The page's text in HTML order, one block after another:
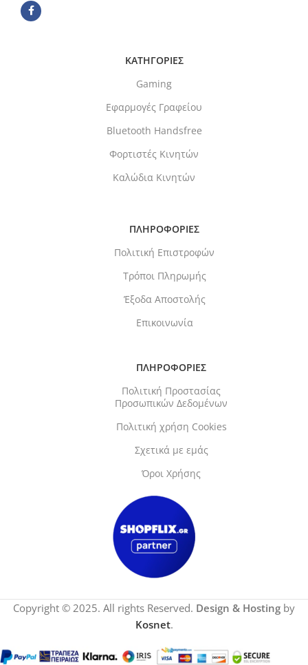
ΚΑΤΗΓΟΡΙΕΣ
Gaming
Εφαρμογές Γραφείου
Bluetooth Handsfree
Φορτιστές Κινητών
Καλώδια Κινητών
ΠΛΗΡΟΦΟΡΙΕΣ
Πολιτική Επιστροφών
Τρόποι Πληρωμής
Έξοδα Αποστολής
Επικοινωνία
ΠΛΗΡΟΦΟΡΙΕΣ
Πολιτική Προστασίας
Προσωπικών Δεδομένων
Πολιτική χρήση Cookies
Σχετικά με εμάς
Όροι Χρήσης
Copyright © 2025. All rights Reserved. Design & Hosting by
Kosnet.